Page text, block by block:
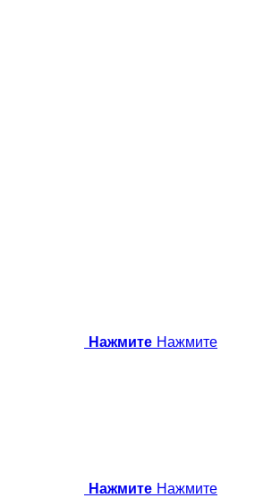
Нажмите Нажмите
Нажмите Нажмите